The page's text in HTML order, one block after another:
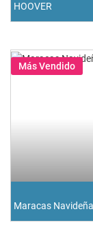
HOOVER
Más Vendido
Maracas